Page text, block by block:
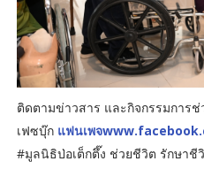
ติดตามข่าวสาร และกิจกรรมการ
เฟซบุ๊ก แฟนเพจ
#มูลนิธิป่อเต็กตึ๊ง ช่วยชีวิต รักษาชี